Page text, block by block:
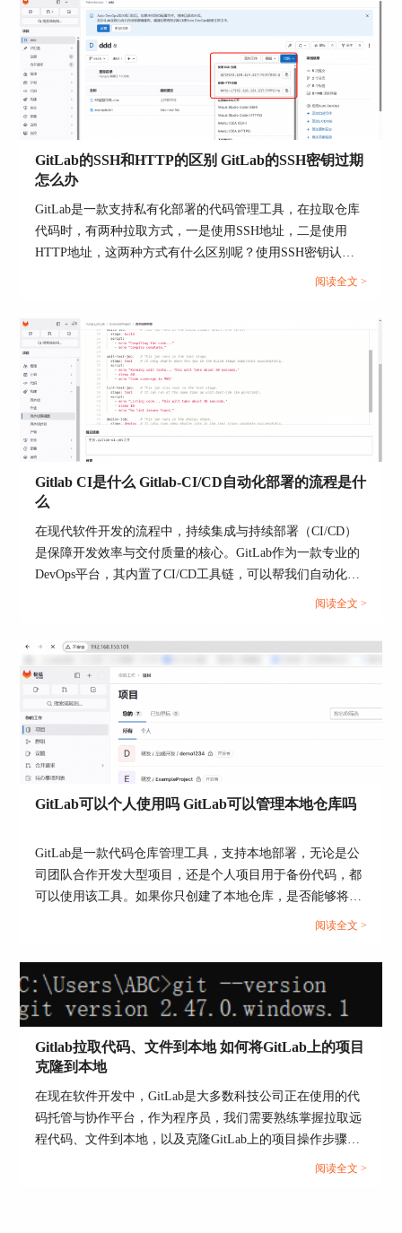
4、界面与用户体验
GitHub的用户界面更加简洁和直观，拥有更加友好
用户界面可能会因为功能太多而显得复杂。
用户体验
gitlab代码托管工具比github更好管理项目。 对于
gitlab和github两款软件，各有优缺点，具体如下。
gitlab作为一款开源的代码管理工具，它有以下优
点：
1、GitLab提供了无限制的免费私有代码存储空
间，可以帮助开发者存储更多的私有代码。
2、具有完整的工作流，能够满足开发者整个过程
3、安全性高，gitlab具有两次审计，极大提高了安
全性。
缺点：对计算机硬件设施的要求比较高。
github作为一个基于云的代码托管平台，它有以下
GitLab的SSH和HTTP的区别 GitLab的SSH密钥过期
怎么办
GitLab是一款支持私有化部署的代码管理工具，在拉取仓库
代码时，有两种拉取方式，一是使用SSH地址，二是使用
HTTP地址，这两种方式有什么区别呢？使用SSH密钥认证
时，如果密钥过期应该怎么办呢？本文将为大家介绍GitLab
阅读全文 >
Gitlab CI是什么 Gitlab-CI/CD自动化部署的流程是什
么
在现代软件开发的流程中，持续集成与持续部署（CI/CD）
是保障开发效率与交付质量的核心。GitLab作为一款专业的
DevOps平台，其内置了CI/CD工具链，可以帮我们自动化部
署，提高开发效率。本文将为大家介绍Gitlab CI是什么，
阅读全文 >
GitLab可以个人使用吗 GitLab可以管理本地仓库吗
GitLab是一款代码仓库管理工具，支持本地部署，无论是公
司团队合作开发大型项目，还是个人项目用于备份代码，都
可以使用该工具。如果你只创建了本地仓库，是否能够将本
地仓库推送到GitLab服务中呢？本文将为大家介绍GitLab可
阅读全文 >
Gitlab拉取代码、文件到本地 如何将GitLab上的项目
克隆到本地
在现在软件开发中，GitLab是大多数科技公司正在使用的代
码托管与协作平台，作为程序员，我们需要熟练掌握拉取远
程代码、文件到本地，以及克隆GitLab上的项目操作步骤。
本文将为大家介绍GitLab拉取代码、文件到本地，如何将
阅读全文 >